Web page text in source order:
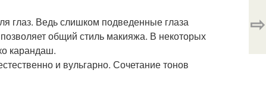
глаз. Ведь слишком подведенные глаза
общий стиль макияжа. В некоторых
карандаш.
и вульгарно. Сочетание тонов
⇨